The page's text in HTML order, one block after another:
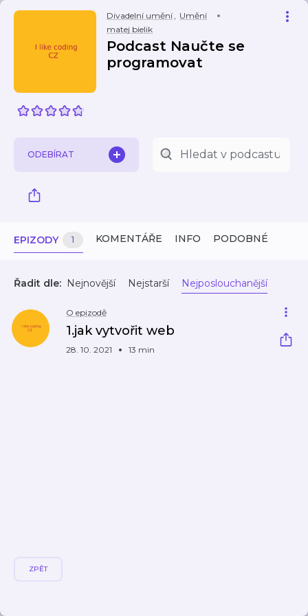
Divadelní umění, Umění
matej bielik
Podcast Naučte se
programovat
ODEBÍRAT
EPIZODY 1 KOMENTÁŘE INFO PODOBNÉ
Řadit dle: Nejnovější Nejstarší Nejposlouchanější
O epizodě
1.jak vytvořit web
28. 10. 2021 13 min
ZPĚT